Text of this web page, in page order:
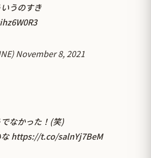
うのすき
November 8, 2021
なかった！(笑)
https://t.co/salnYj7BeM